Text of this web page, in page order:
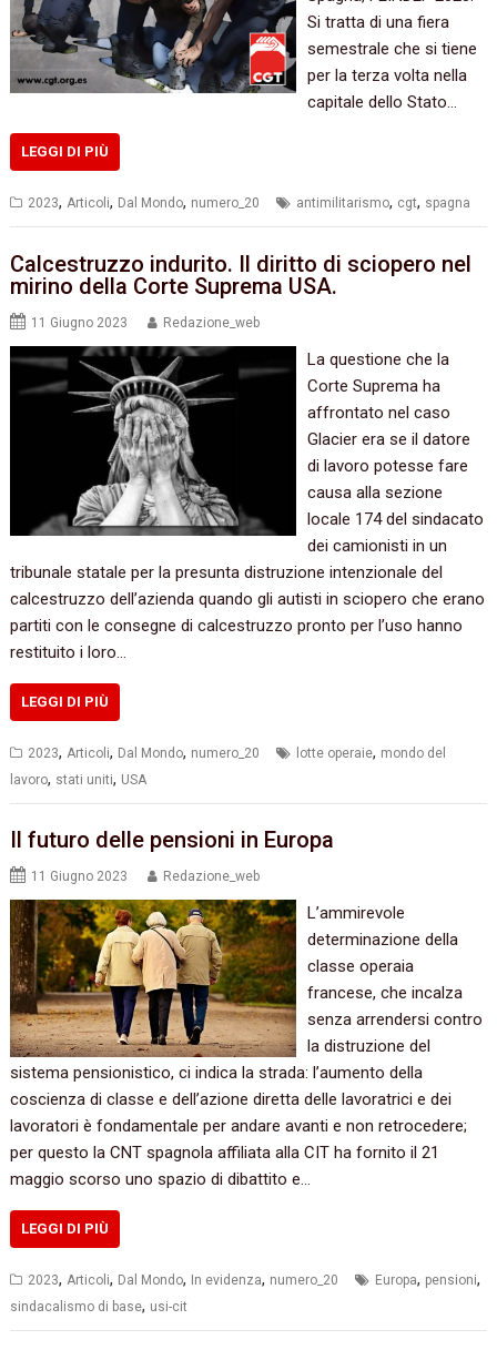
Si tratta di una fiera
semestrale che si tiene
per la terza volta nella
capitale dello Stato…
LEGGI DI PIÙ
2023,Articoli, Dal Mondo, numero_20 antimilitarismo, cgt, spagna
Calcestruzzo indurito. Il diritto di sciopero nel
mirino della Corte Suprema USA.
11 Giugno 2023 Redazione_web
La questione che la
Corte Suprema ha
affrontato nel caso
Glacier era se il datore
di lavoro potesse fare
causa alla sezione
locale 174 del sindacato
dei camionisti in un
tribunale statale per la presunta distruzione intenzionale del
calcestruzzo dell’azienda quando gli autisti in sciopero che erano
partiti con le consegne di calcestruzzo pronto per l’uso hanno
restituito i loro…
LEGGI DI PIÙ
2023, Articoli, Dal Mondo, numero_20 lotte operaie, mondo del
lavoro, stati uniti, USA
Il futuro delle pensioni in Europa
11 Giugno 2023 Redazione_web
L’ammirevole
determinazione della
classe operaia
francese, che incalza
senza arrendersi contro
la distruzione del
sistema pensionistico, ci indica la strada: l’aumento della
coscienza di classe e dell’azione diretta delle lavoratrici e dei
lavoratori è fondamentale per andare avanti e non retrocedere;
per questo la CNT spagnola affiliata alla CIT ha fornito il 21
maggio scorso uno spazio di dibattito e…
LEGGI DI PIÙ
2023,Articoli, Dal Mondo, In evidenza, numero_20 Europa, pensioni,
sindacalismo di base, usi-cit